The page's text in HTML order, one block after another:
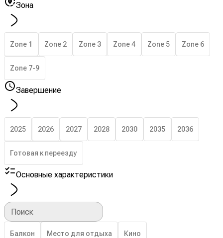
Зона
Zone 1 Zone 2 Zone 3 Zone 4 Zone 5 Zone 6
Zone 7-9
Завершение
2025 2026 2027 2028 2030 2035 2036
Готовая к переезду
Основные характеристики
Поиск
Балкон Место для отдыха Кино